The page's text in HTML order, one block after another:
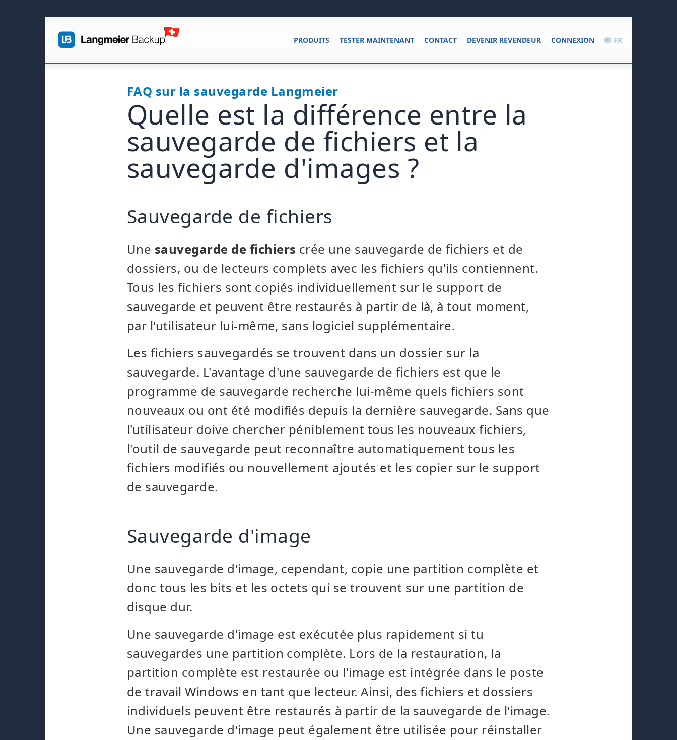
FR
CONNEXION
DEVENIR REVENDEUR
CONTACT
TESTER MAINTENANT
PRODUITS
FAQ sur la sauvegarde Langmeier
Quelle est la différence entre la
sauvegarde de fichiers et la
sauvegarde d'images ?
Sauvegarde de fichiers
Une sauvegarde de fichiers crée une sauvegarde de fichiers et de
dossiers, ou de lecteurs complets avec les fichiers qu'ils contiennent.
Tous les fichiers sont copiés individuellement sur le support de
sauvegarde et peuvent être restaurés à partir de là, à tout moment,
par l'utilisateur lui-même, sans logiciel supplémentaire.
Les fichiers sauvegardés se trouvent dans un dossier sur la
sauvegarde. L'avantage d'une sauvegarde de fichiers est que le
programme de sauvegarde recherche lui-même quels fichiers sont
nouveaux ou ont été modifiés depuis la dernière sauvegarde. Sans que
l'utilisateur doive chercher péniblement tous les nouveaux fichiers,
l'outil de sauvegarde peut reconnaître automatiquement tous les
fichiers modifiés ou nouvellement ajoutés et les copier sur le support
de sauvegarde.
Sauvegarde d'image
Une sauvegarde d'image, cependant, copie une partition complète et
donc tous les bits et les octets qui se trouvent sur une partition de
disque dur.
Une sauvegarde d'image est exécutée plus rapidement si tu
sauvegardes une partition complète. Lors de la restauration, la
partition complète est restaurée ou l'image est intégrée dans le poste
de travail Windows en tant que lecteur. Ainsi, des fichiers et dossiers
individuels peuvent être restaurés à partir de la sauvegarde de l'image.
Une sauvegarde d'image peut également être utilisée pour réinstaller